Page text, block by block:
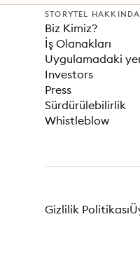
STORYTEL HAKKINDA
Biz Kimiz?
İş Olanakları
Uygulamadaki
Investors
Press
Sürdürülebilirlik
Whistleblow
Gizlilik Politikası